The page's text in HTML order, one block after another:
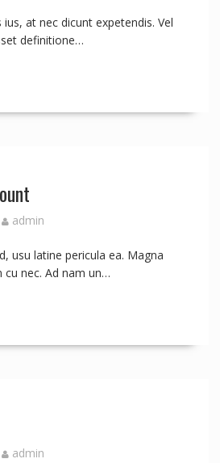
at nec dicunt expetendis. Vel
definitione…
admin
usu latine pericula ea. Magna
nec. Ad nam un…
admin